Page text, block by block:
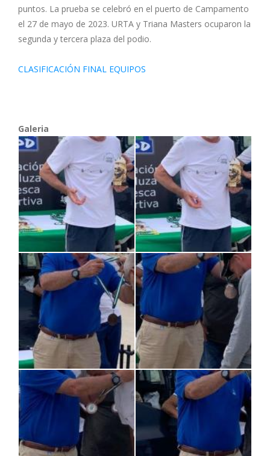
puntos. La prueba se celebró en el puerto de Campamento
el 27 de mayo de 2023. URTA y Triana Masters ocuparon la
segunda y tercera plaza del podio.
CLASIFICACIÓN FINAL EQUIPOS
Galeria